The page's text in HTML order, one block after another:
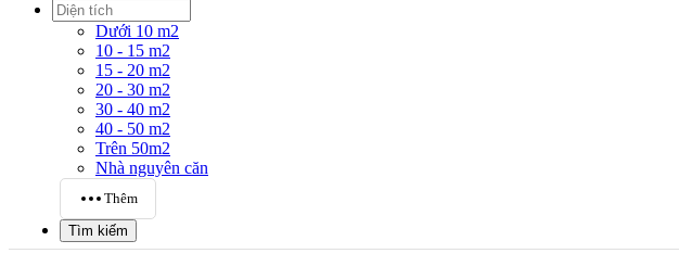
Dưới 10 m2
10 - 15 m2
15 - 20 m2
20 - 30 m2
30 - 40 m2
40 - 50 m2
Trên 50m2
Nhà nguyên căn
Thêm
Tìm kiếm